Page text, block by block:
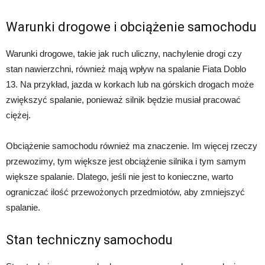
Warunki drogowe i obciążenie samochodu
Warunki drogowe, takie jak ruch uliczny, nachylenie drogi czy
stan nawierzchni, również mają wpływ na spalanie Fiata Doblo
13. Na przykład, jazda w korkach lub na górskich drogach może
zwiększyć spalanie, ponieważ silnik będzie musiał pracować
ciężej.
Obciążenie samochodu również ma znaczenie. Im więcej rzeczy
przewozimy, tym większe jest obciążenie silnika i tym samym
większe spalanie. Dlatego, jeśli nie jest to konieczne, warto
ograniczać ilość przewożonych przedmiotów, aby zmniejszyć
spalanie.
Stan techniczny samochodu